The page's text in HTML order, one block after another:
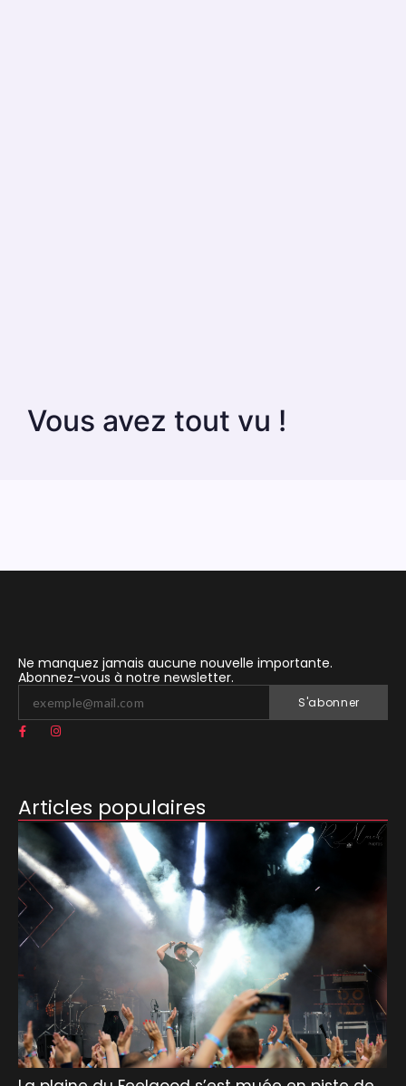
Vous avez tout vu !
Ne manquez jamais aucune nouvelle importante.
Abonnez-vous à notre newsletter.
S'abonner
Articles populaires